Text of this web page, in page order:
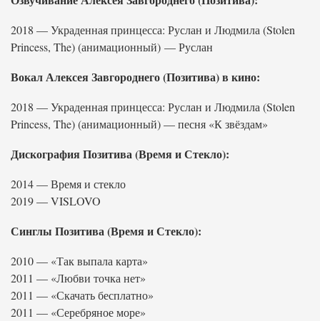
2018 — Украденная принцесса: Руслан и Людмила (Stolen
Princess, The) (анимационный) — Руслан
Вокал Алексея Завгороднего (Позитива) в кино:
2018 — Украденная принцесса: Руслан и Людмила (Stolen
Princess, The) (анимационный) — песня «К звёздам»
Дискография Позитива (Время и Стекло):
2014 — Время и стекло
2019 — VISLOVO
Синглы Позитива (Время и Стекло):
2010 — «Так выпала карта»
2011 — «Любви точка нет»
2011 — «Скачать бесплатно»
2011 — «Серебряное море»